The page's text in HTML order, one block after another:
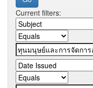
Current filters: